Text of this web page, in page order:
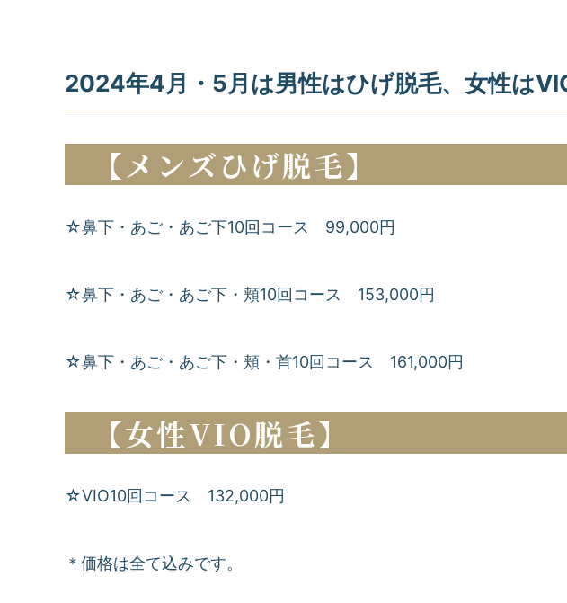
2024年4月・5月は男性はひげ脱毛、女性は
【メンズひげ脱毛】
☆鼻下・あご・あご下10回コース 99,000円
☆鼻下・あご・あご下・頬10回コース 153,000円
☆鼻下・あご・あご下・頬・首10回コース 161,000円
【女性VIO脱毛】
☆VIO10回コース 132,000円
＊価格は全て込みです。